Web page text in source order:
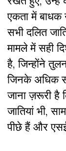
एकता में बाधक
सभी दलित
मामले में सही
है, जिन्होंने
जिनके अधिक
जाना ज़रूरी
जातियां भी,
पीछे हैं और